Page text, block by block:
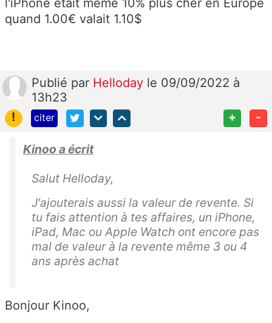
l'iPhone était même 10% plus cher en Europe
quand 1.00€ valait 1.10$
Publié par Helloday le 09/09/2022 à
13h23
!
citer + -
Kinoo a écrit
Salut Helloday,
J'ajouterais aussi la valeur de revente. Si
tu fais attention à tes affaires, un iPhone,
iPad, Mac ou Apple Watch ont encore pas
mal de valeur à la revente même 3 ou 4
ans après achat
Bonjour Kinoo,